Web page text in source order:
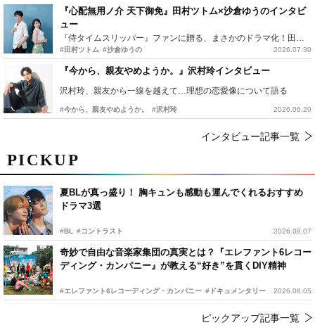
PICKUP
夏BLが真っ盛り！ 胸キュンも感動も運んでくれるおすすめ
ドラマ3選
#BL #コントラスト 2026.08.07
奇妙で自由な音楽家集団の真実とは？『エレファント6レコー
ディング・カンパニー』が教える“好き”を貫くDIY精神
#エレファント6レコーディング・カンパニー #ドキュメンタリー 2026.08.05
ピックアップ記事一覧
『心配無用ノ介 天下御免』田村ツトム×沙倉ゆうのインタビ
ュー
『侍タイムスリッパー』ファンに贈る、まさかのドラマ化！田村ツトム×沙倉ゆうのが語る『心配無用ノ介』撮影秘話
#田村ツトム #沙倉ゆうの 2026.07.30
『今から、親友やめようか。』沢村玲インタビュー
沢村玲、親友から一線を越えて…理想の恋愛像について語る
#今から、親友やめようか。 #沢村玲 2026.06.20
インタビュー記事一覧